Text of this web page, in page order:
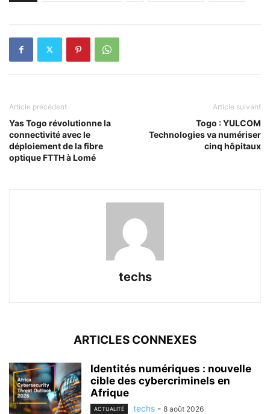
Article précédent
Yas Togo révolutionne la
connectivité avec le
déploiement de la fibre
optique FTTH à Lomé
Article suivant
Togo : YULCOM
Technologies va numériser
cinq hôpitaux
techs
ARTICLES CONNEXES
Identités numériques : nouvelle
cible des cybercriminels en
Afrique
ACTUALITÉ techs - 8 août 2026